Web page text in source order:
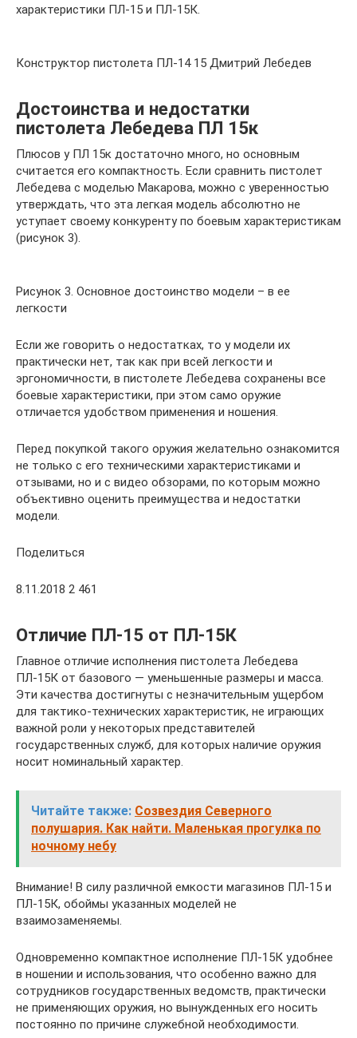
характеристики ПЛ-15 и ПЛ-15К.
Конструктор пистолета ПЛ-14 15 Дмитрий Лебедев
Достоинства и недостатки
пистолета Лебедева ПЛ 15к
Плюсов у ПЛ 15к достаточно много, но основным
считается его компактность. Если сравнить пистолет
Лебедева с моделью Макарова, можно с уверенностью
утверждать, что эта легкая модель абсолютно не
уступает своему конкуренту по боевым характеристикам
(рисунок 3).
Рисунок 3. Основное достоинство модели – в ее
легкости
Если же говорить о недостатках, то у модели их
практически нет, так как при всей легкости и
эргономичности, в пистолете Лебедева сохранены все
боевые характеристики, при этом само оружие
отличается удобством применения и ношения.
Перед покупкой такого оружия желательно ознакомится
не только с его техническими характеристиками и
отзывами, но и с видео обзорами, по которым можно
объективно оценить преимущества и недостатки
модели.
Поделиться
8.11.2018 2 461
Отличие ПЛ-15 от ПЛ-15К
Главное отличие исполнения пистолета Лебедева
ПЛ-15К от базового — уменьшенные размеры и масса.
Эти качества достигнуты с незначительным ущербом
для тактико-технических характеристик, не играющих
важной роли у некоторых представителей
государственных служб, для которых наличие оружия
носит номинальный характер.
Читайте также: Созвездия Северного
полушария. Как найти. Маленькая прогулка по
ночному небу
Внимание! В силу различной емкости магазинов ПЛ-15 и
ПЛ-15К, обоймы указанных моделей не
взаимозаменяемы.
Одновременно компактное исполнение ПЛ-15К удобнее
в ношении и использования, что особенно важно для
сотрудников государственных ведомств, практически
не применяющих оружия, но вынужденных его носить
постоянно по причине служебной необходимости.